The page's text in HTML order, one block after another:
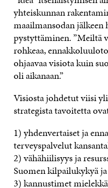
yhteiskunnan
maailmansodan
pystyttäminen. ”Meiltä
rohkeaa,
ohjaavaa visiota kuin
oli aikanaan.”
Visiosta johdetut viisi
strategista tavoitetta
1) yhdenvertaiset ja
terveyspalvelut
2) vähähiilisyys ja
Suomen kilpailukykyä
3) kannustimet